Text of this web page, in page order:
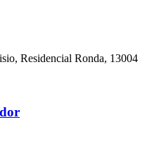
Residencial Ronda, 13004